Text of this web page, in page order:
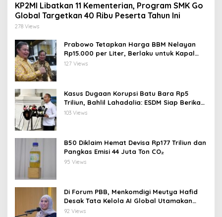
KP2MI Libatkan 11 Kementerian, Program SMK Go
Global Targetkan 40 Ribu Peserta Tahun Ini
278 Views
Prabowo Tetapkan Harga BBM Nelayan
Rp15.000 per Liter, Berlaku untuk Kapal
30-200 GT
127 Views
Kasus Dugaan Korupsi Batu Bara Rp5
Triliun, Bahlil Lahadalia: ESDM Siap Berikan
Data
103 Views
B50 Diklaim Hemat Devisa Rp177 Triliun dan
Pangkas Emisi 44 Juta Ton CO₂
95 Views
Di Forum PBB, Menkomdigi Meutya Hafid
Desak Tata Kelola AI Global Utamakan
Perlindungan Anak
92 Views